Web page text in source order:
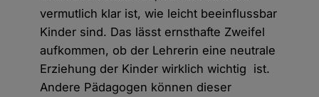
vermutlich klar ist, wie leicht beeinflussbar
Kinder sind. Das lässt ernsthafte Zweifel
aufkommen, ob der Lehrerin eine neutrale
Erziehung der Kinder wirklich wichtig ist.
Andere Pädagogen können dieser